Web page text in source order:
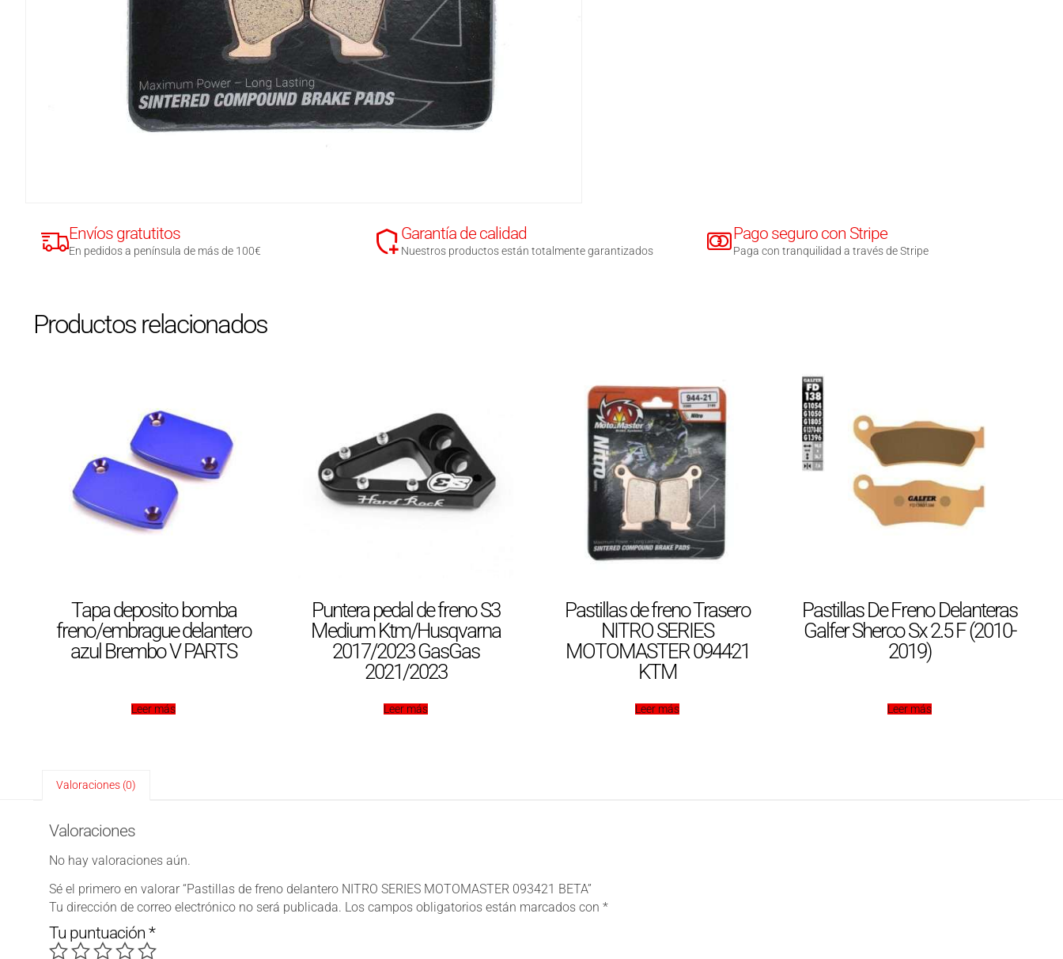
Envíos gratutitos
En pedidos a península de más de 100€
Garantía de calidad
Nuestros productos están totalmente garantizados
Pago seguro con Stripe
Paga con tranquilidad a través de Stripe
Productos relacionados
Tapa deposito bomba
freno/embrague delantero
azul Brembo V PARTS
Leer más
Puntera pedal de freno S3
Medium Ktm/Husqvarna
2017/2023 GasGas
2021/2023
Leer más
Pastillas de freno Trasero
NITRO SERIES
MOTOMASTER 094421
KTM
Leer más
Pastillas De Freno Delanteras
Galfer Sherco Sx 2.5 F (2010-
2019)
Leer más
Valoraciones (0)
Valoraciones
No hay valoraciones aún.
Sé el primero en valorar “Pastillas de freno delantero NITRO SERIES MOTOMASTER 093421 BETA”
Tu dirección de correo electrónico no será publicada. Los campos obligatorios están marcados con *
Tu puntuación *